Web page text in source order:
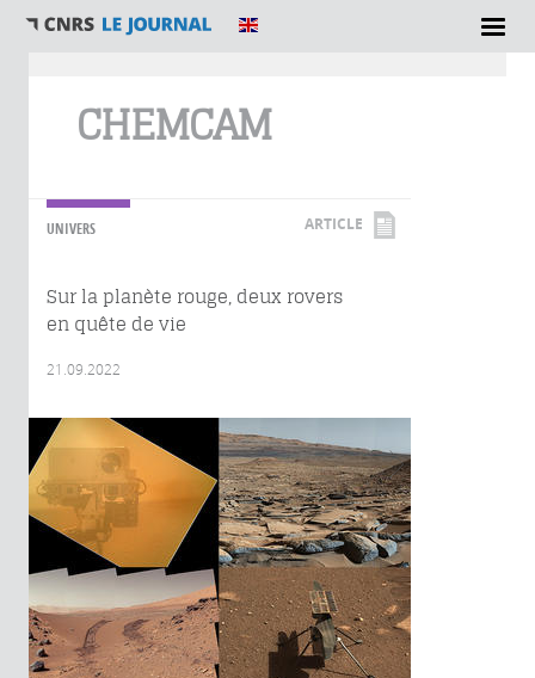
CHEMCAM
UNIVERS ARTICLE
Sur la planète rouge, deux rovers
en quête de vie
21.09.2022